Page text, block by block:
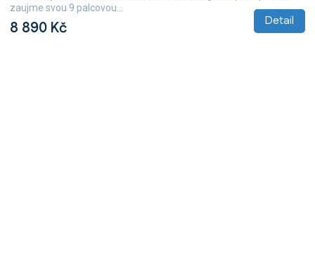
8 890 Kč Detail
zaujme svou 9 palcovou...